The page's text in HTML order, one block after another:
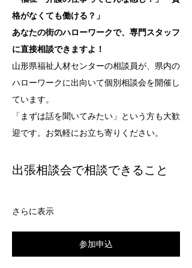
格がなくても働ける？」
あなたの街のハローワークで、専門スタッフ
に直接相談できますよ！
山形県福祉人材センターの相談員が、県内の
ハローワークに出向いて個別相談会を開催し
ています。
「まずは話を聞いてみたい」という方も大歓
迎です。お気軽にお立ち寄りください。
出張相談会で相談できること
さらに表示
参加申込